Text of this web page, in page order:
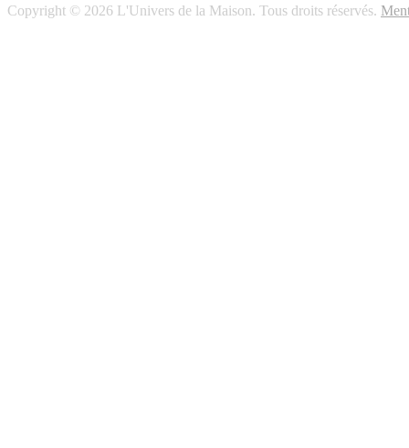
Copyright © 2026 L'Univers de la Maison. Tous droits réservés.